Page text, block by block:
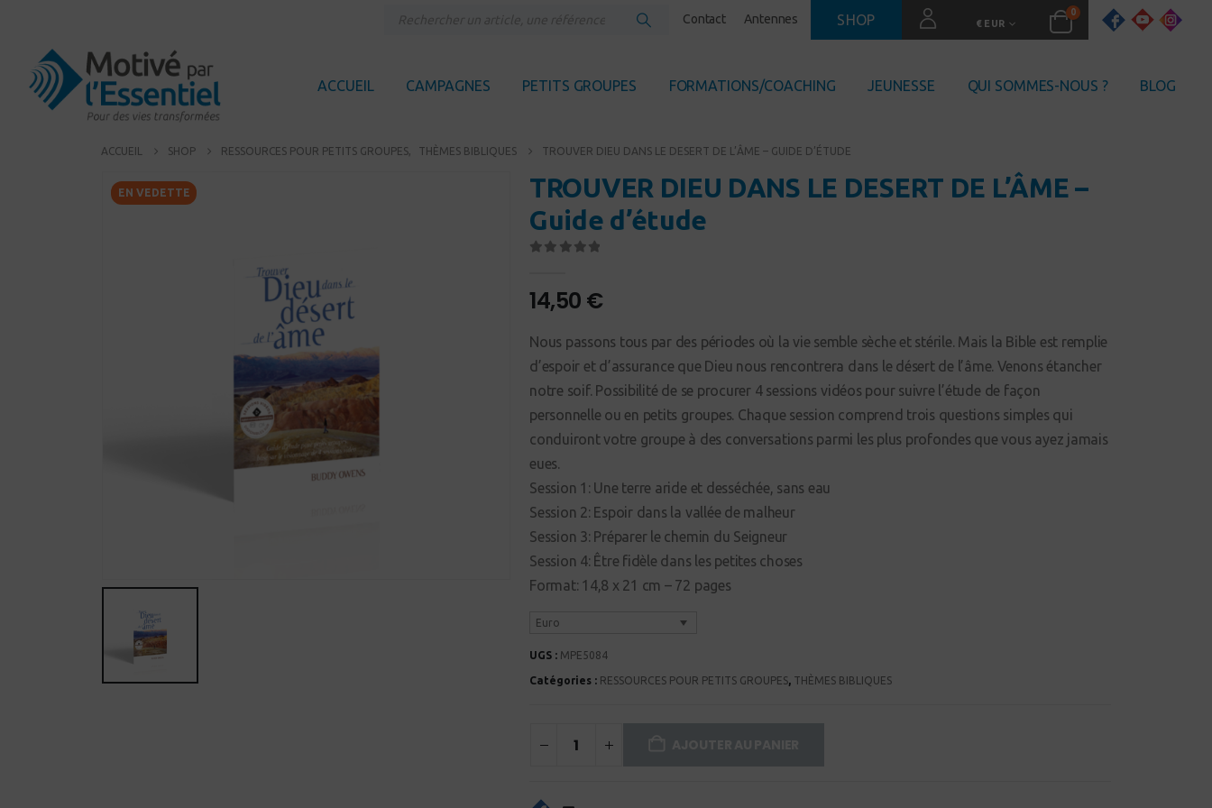
Contact Antennes SHOP € EUR
0
ACCUEIL CAMPAGNES PETITS GROUPES FORMATIONS/COACHING JEUNESSE QUI SOMMES-NOUS ? BLOG
ACCUEIL SHOP RESSOURCES POUR PETITS GROUPES, THÈMES BIBLIQUES TROUVER DIEU DANS LE DESERT DE L’ÂME – GUIDE D’ÉTUDE
EN VEDETTE
TROUVER DIEU DANS LE DESERT DE L’ÂME –
Guide d’étude
14,50 €
Nous passons tous par des périodes où la vie semble sèche et stérile. Mais la Bible est remplie
d’espoir et d’assurance que Dieu nous rencontrera dans le désert de l’âme. Venons étancher
notre soif. Possibilité de se procurer 4 sessions vidéos pour suivre l’étude de façon
personnelle ou en petits groupes. Chaque session comprend trois questions simples qui
conduiront votre groupe à des conversations parmi les plus profondes que vous ayez jamais
eues.
Session 1: Une terre aride et desséchée, sans eau
Session 2: Espoir dans la vallée de malheur
Session 3: Préparer le chemin du Seigneur
Session 4: Être fidèle dans les petites choses
Format: 14,8 x 21 cm – 72 pages
Euro
UGS : MPE5084
Catégories : RESSOURCES POUR PETITS GROUPES, THÈMES BIBLIQUES